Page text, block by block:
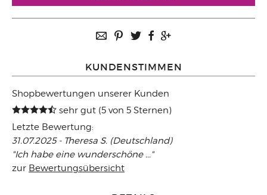
KUNDENSTIMMEN
Shopbewertungen unserer Kunden
sehr gut (5 von 5 Sternen)
Letzte Bewertung:
31.07.2025 - Theresa S. (Deutschland)
"Ich habe eine wunderschöne ..."
zur Bewertungsübersicht